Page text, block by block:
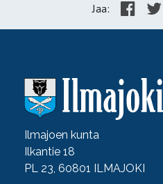
Jaa:
Ilmajoen kunta
Ilkantie 18
PL 23, 60801 ILMAJOKI